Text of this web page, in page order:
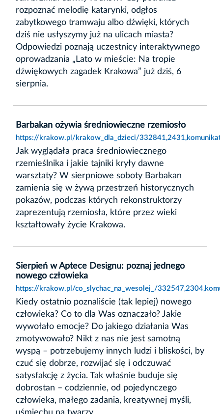
rozpoznać melodię katarynki, odgłos
zabytkowego tramwaju albo dźwięki, których
dziś nie usłyszymy już na ulicach miasta?
Odpowiedzi poznają uczestnicy interaktywnego
oprowadzania „Lato w mieście: Na tropie
dźwiękowych zagadek Krakowa” już dziś, 6
sierpnia.
Barbakan ożywia średniowieczne rzemiosło
https://krakow.pl/krakow_dla_dzieci/
Jak wyglądała praca średniowiecznego
rzemieślnika i jakie tajniki kryły dawne
warsztaty? W sierpniowe soboty Barbakan
zamienia się w żywą przestrzeń historycznych
pokazów, podczas których rekonstruktorzy
zaprezentują rzemiosła, które przez wieki
kształtowały życie Krakowa.
Sierpień w Aptece Designu: poznaj jednego
nowego człowieka
https://krakow.pl/co_slychac_na_wesolej_/
Kiedy ostatnio poznaliście (tak lepiej) nowego
człowieka? Co to dla Was oznaczało? Jakie
wywołało emocje? Do jakiego działania Was
zmotywowało? Nikt z nas nie jest samotną
wyspą – potrzebujemy innych ludzi i bliskości, by
czuć się dobrze, rozwijać się i odczuwać
satysfakcję z życia. Tak właśnie buduje się
dobrostan – codziennie, od pojedynczego
człowieka, małego zadania, kreatywnej myśli,